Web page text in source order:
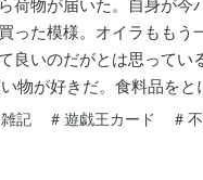
荷物が届いた。自身が今
った模様。オイラももう
良いのだがとは思ってい
物が好きだ。食料品をと
雑記 # 遊戯王カード #